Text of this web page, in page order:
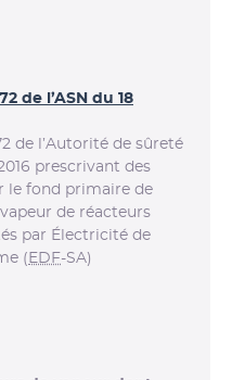
de l’ASN du 18
de l’Autorité de sûreté
prescrivant des
le fond primaire de
de réacteurs
par Électricité de
( EDF-SA)